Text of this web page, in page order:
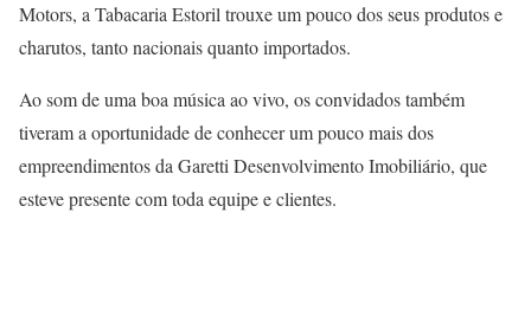
Motors, a Tabacaria Estoril trouxe um pouco dos seus produtos e
charutos, tanto nacionais quanto importados.
Ao som de uma boa música ao vivo, os convidados também
tiveram a oportunidade de conhecer um pouco mais dos
empreendimentos da Garetti Desenvolvimento Imobiliário, que
esteve presente com toda equipe e clientes.